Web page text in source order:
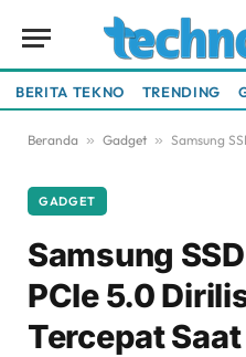
BERITA TEKNO TRENDING
Beranda » Gadget » Samsung SSD
GADGET
Samsung
PCIe 5.0
Tercepat Saat